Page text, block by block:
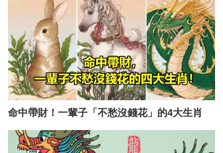
命中帶財！一輩子「不愁沒錢花」的4大生肖